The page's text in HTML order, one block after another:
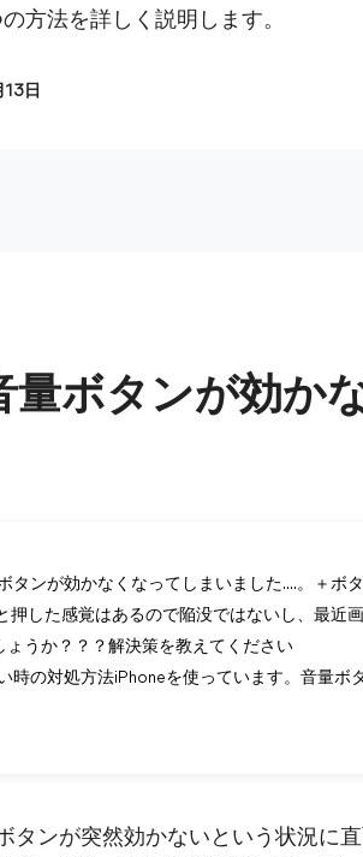
方法を詳しく説明します。
日
量ボタンが効か
タンが効かなくなってしまいました....。＋ボ
押した感覚はあるので陥没ではないし、最近
ょうか？？？解決策を教えてください
時の対処方法iPhoneを使っています。音量ボ
タンが突然効かないという状況に